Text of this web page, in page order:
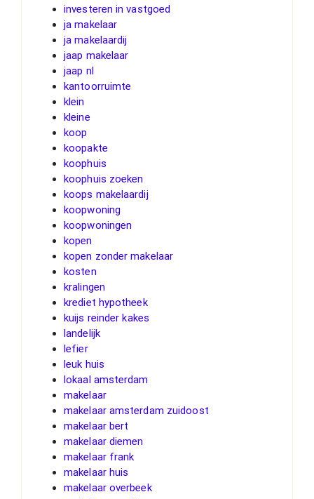
investeren in vastgoed
ja makelaar
ja makelaardij
jaap makelaar
jaap nl
kantoorruimte
klein
kleine
koop
koopakte
koophuis
koophuis zoeken
koops makelaardij
koopwoning
koopwoningen
kopen
kopen zonder makelaar
kosten
kralingen
krediet hypotheek
kuijs reinder kakes
landelijk
lefier
leuk huis
lokaal amsterdam
makelaar
makelaar amsterdam zuidoost
makelaar bert
makelaar diemen
makelaar frank
makelaar huis
makelaar overbeek